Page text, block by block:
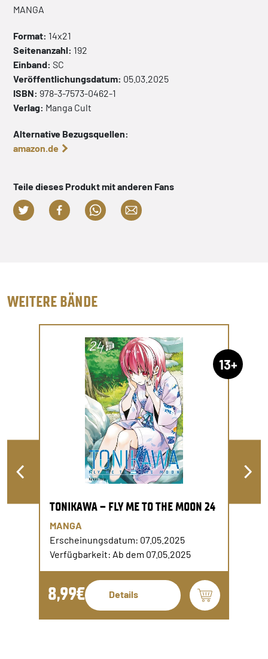
MANGA
Format: 14x21
Seitenanzahl: 192
Einband: SC
Veröffentlichungsdatum: 05.03.2025
ISBN: 978-3-7573-0462-1
Verlag: Manga Cult
Alternative Bezugsquellen:
amazon.de
Teile dieses Produkt mit anderen Fans
WEITERE BÄNDE
13+
TONIKAWA – FLY ME TO THE MOON 24
MANGA
Erscheinungsdatum: 07.05.2025
Verfügbarkeit: Ab dem 07.05.2025
8,99€ Details